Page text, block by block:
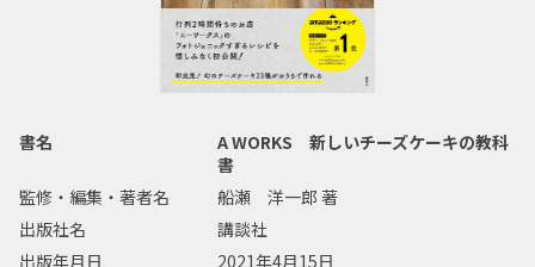
書名
A WORKS 新しいチーズケーキの教科
書
監修・編集・著者名
船瀬 洋一郎 著
出版社名
講談社
出版年月日
2021年4月15日